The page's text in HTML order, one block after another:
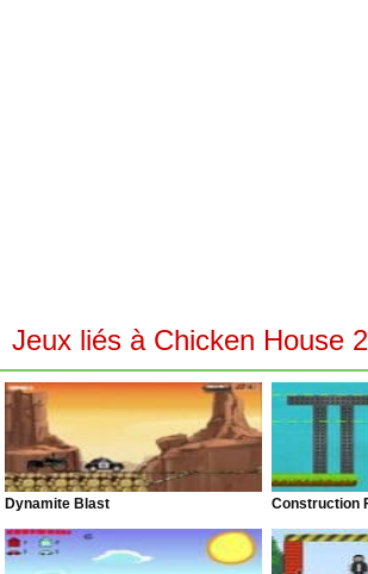
Jeux liés à Chicken House
Dynamite Blast Construction